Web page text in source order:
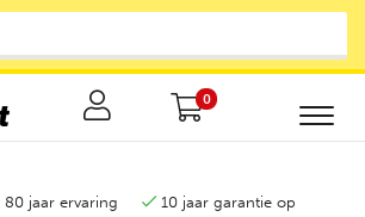
0
80 jaar ervaring
10 jaar garantie op